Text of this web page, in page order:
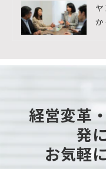
経営変革
発
お気軽